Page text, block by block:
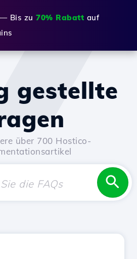
— Bis zu 70% Rabatt auf
gestellte
über 700 Hostico-